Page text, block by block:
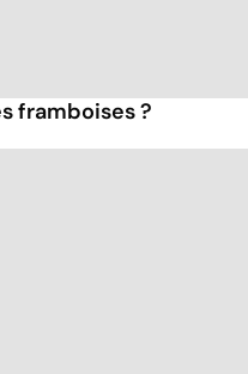
framboises ?